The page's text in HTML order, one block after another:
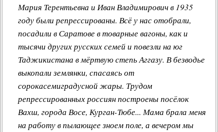
Мария Терентьевна и Иван Владимирович в 1935
году были репрессированы. Всё у нас отобрали,
посадили в Саратове в товарные вагоны, как и
тысячи других русских семей и повезли на юг
Таджикистана в мёртвую степь Аггазу. В безводье
выкопали землянки, спасаясь от
сорокасемиградусной жары. Трудом
репрессированных россиян построены посёлок
Вахш, города Восе, Курган-Тюбе... Мама брала меня
на работу в пылающее зноем поле, а вечером мы